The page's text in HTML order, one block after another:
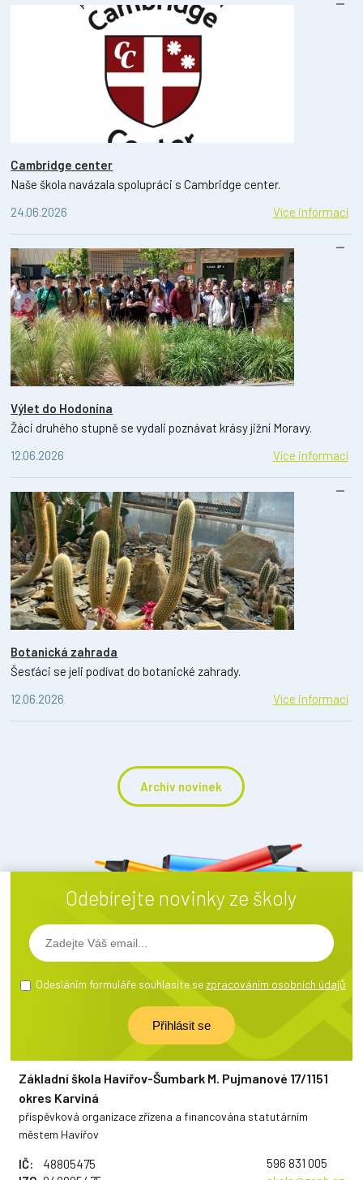
Cambridge center
Naše škola navázala spolupráci s Cambridge center.
24.06.2026
Více informací
Výlet do Hodonína
Žáci druhého stupně se vydali poznávat krásy jižní Moravy.
12.06.2026
Více informací
Botanická zahrada
Šesťáci se jeli podívat do botanické zahrady.
12.06.2026
Více informací
Archiv novinek
Odebírejte novinky ze školy
Odesláním formuláře souhlasíte sezpracováním osobních údajů
Základní škola Havířov-Šumbark M. Pujmanové 17/1151
okres Karviná
příspěvková organizace zřízena a financována statutárním
městem Havířov
IČ:
48805475
596 831 005